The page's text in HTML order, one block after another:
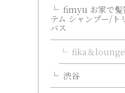
fimyu お家で髪
テム シャンプー/ト
バス
fika＆lounge
渋谷